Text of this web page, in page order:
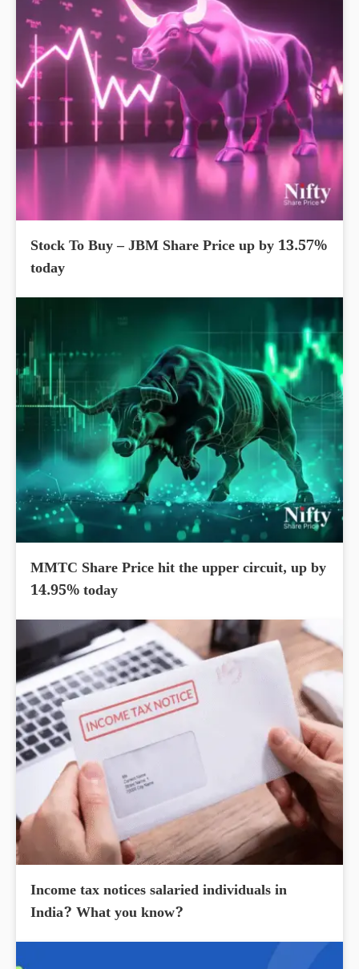
Stock To Buy – JBM Share Price up by 13.57%
today
MMTC Share Price hit the upper circuit, up by
14.95% today
Income tax notices salaried individuals in
India? What you know?